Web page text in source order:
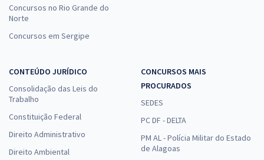
Concursos no Rio Grande do
Norte
Concursos em Sergipe
CONTEÚDO JURÍDICO
Consolidação das Leis do
Trabalho
Constituição Federal
Direito Administrativo
Direito Ambiental
CONCURSOS MAIS
PROCURADOS
SEDES
PC DF - DELTA
PM AL - Polícia Militar do Estado
de Alagoas